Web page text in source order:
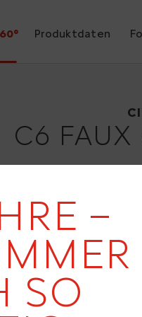
Produktdaten
–
SO
C6